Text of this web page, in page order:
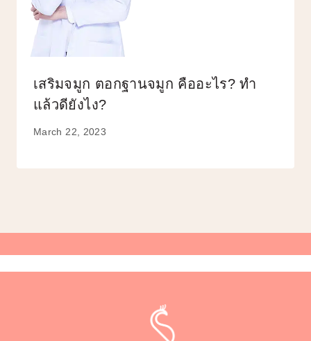
เสริมจมูก ตอกฐานจมูก คืออะไร? ทำ
แล้วดียังไง?
March 22, 2023